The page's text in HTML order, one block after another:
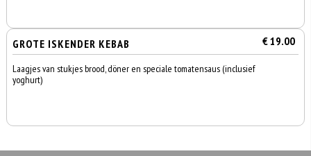
GROTE ISKENDER KEBAB € 19.00
Laagjes van stukjes brood, döner en speciale tomatensaus (inclusief
yoghurt)